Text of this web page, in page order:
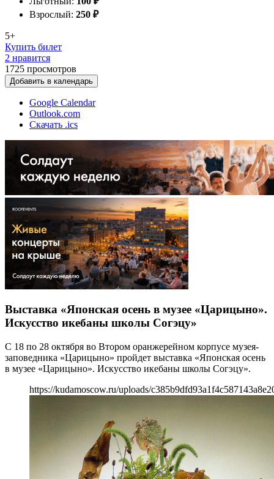
Взрослый: 250 ₽
5+
Купить билет
2 нравится
1725 просмотров
Добавить в календарь
Google Calendar
Outlook.com
Скачать .ics
Выставка «Японская осень в музее «Царицыно».
Искусство икебаны школы Согэцу»
С 18 по 28 октября во Втором оранжерейном корпусе музея-
заповедника «Царицыно» пройдет выставка «Японская осень
в музее «Царицыно». Искусство икебаны школы Согэцу».
https://kudamoscow.ru/uploads/